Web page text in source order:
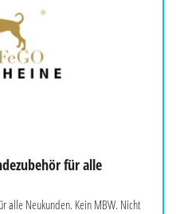
für alle
alle Neukunden. Kein MBW. Nicht